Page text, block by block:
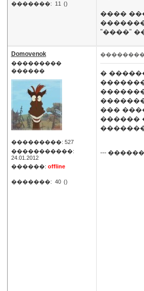
�������: 11 ()
����
"����"
Domovenok
���������
������
���������: 527
�����������:
24.01.2012
������: offline
�������: 40 ()
��������:
�
���
������
---